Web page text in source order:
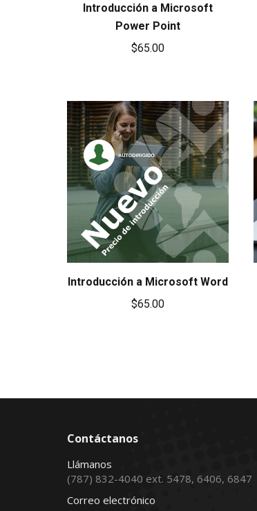
Introducción a Microsoft
Power Point
$65.00
Introducción a Microsoft Word
$65.00
Contáctanos
Llámanos
(787) 832-4040 ext. 5478, 6406, 6847
Correo electrónico